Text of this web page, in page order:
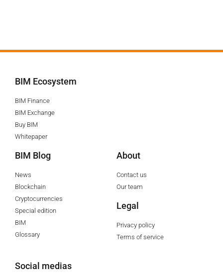
BIM Ecosystem
BIM Finance
BIM Exchange
Buy BIM
Whitepaper
BIM Blog
News
Blockchain
Cryptocurrencies
Special edition
BIM
Glossary
About
Contact us
Our team
Legal
Privacy policy
Terms of service
Social medias